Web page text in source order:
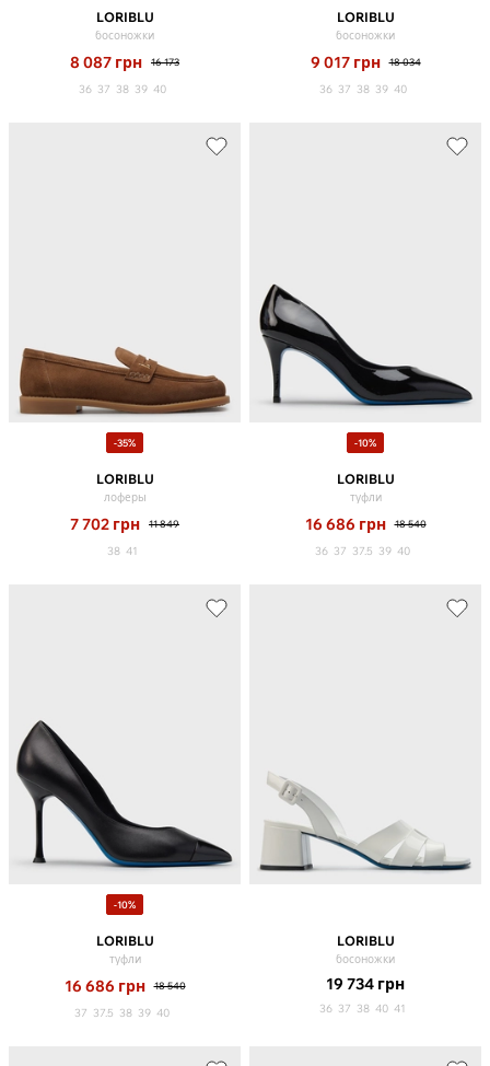
LORIBLU
босоножки
8 087 грн 16 173
36 37 38 39 40
LORIBLU
босоножки
9 017 грн 18 034
36 37 38 39 40
-35%
LORIBLU
лоферы
7 702 грн 11 849
38 41
-10%
LORIBLU
туфли
16 686 грн 18 540
36 37 37.5 39 40
-10%
LORIBLU
туфли
16 686 грн 18 540
37 37.5 38 39 40
LORIBLU
босоножки
19 734 грн
36 37 38 40 41